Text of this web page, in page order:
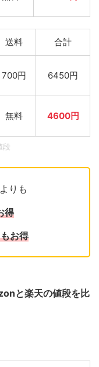
送料 合計
700円 6450円
無料 4600円
段
りも
得
お得
と楽天の値段を比